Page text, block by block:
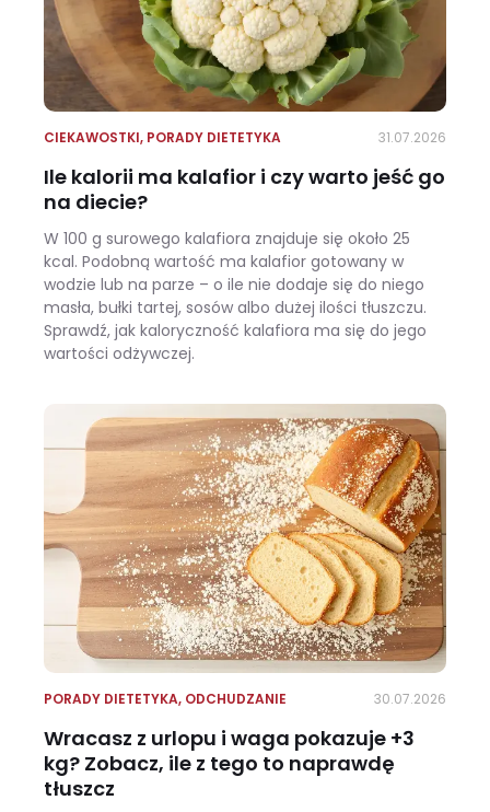
CIEKAWOSTKI, PORADY DIETETYKA 31.07.2026
Ile kalorii ma kalafior i czy warto jeść go
na diecie?
W 100 g surowego kalafiora znajduje się około 25
kcal. Podobną wartość ma kalafior gotowany w
wodzie lub na parze – o ile nie dodaje się do niego
masła, bułki tartej, sosów albo dużej ilości tłuszczu.
Sprawdź, jak kaloryczność kalafiora ma się do jego
wartości odżywczej.
PORADY DIETETYKA, ODCHUDZANIE 30.07.2026
Wracasz z urlopu i waga pokazuje +3
kg? Zobacz, ile z tego to naprawdę
tłuszcz